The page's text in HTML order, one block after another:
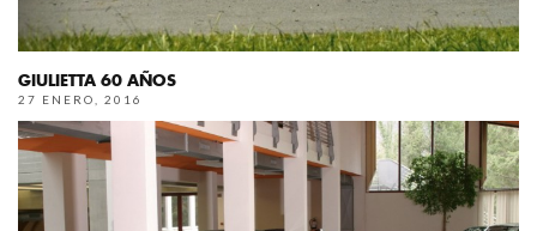
GIULIETTA 60 AÑOS
27 ENERO, 2016